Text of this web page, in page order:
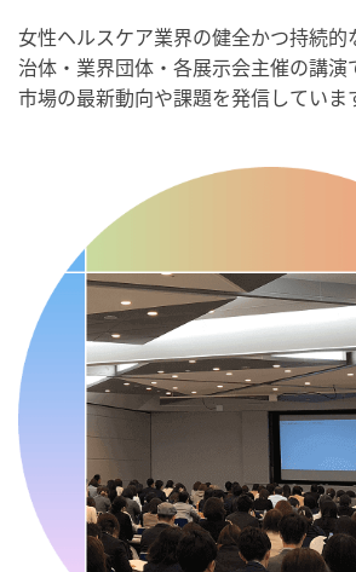
・健康増進普及月間
・歯ヂカラ探究月間
・骨盤臓器脱 克服の日
2026/09/10(木)
・がん征圧月間
・世界アルツハイマー月間
・健康増進普及月間
・歯ヂカラ探究月間
・職場の健康診断実施強化月間
・自殺予防週間
・世界自殺予防デー
・日本骨髄増殖性腫瘍の日
・知的障害者愛護デー
女性ヘルスケア業界の健全かつ持続的
治体・業界団体・各展示会主催の講演
市場の最新動向や課題を発信していま